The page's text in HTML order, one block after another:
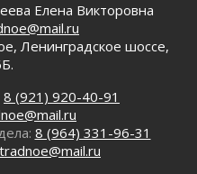
Елена Викторовна
Ленинградское шоссе,
8 (921) 920-40-91
8 (964) 331-96-31